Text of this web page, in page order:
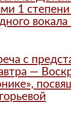
1
вокала
с
—